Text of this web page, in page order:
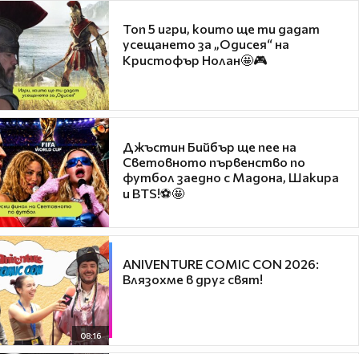
Топ 5 игри, които ще ти дадат
усещането за „Одисея“ на
Кристофър Нолан🤩🎮
Джъстин Бийбър ще пее на
Световното първенство по
футбол заедно с Мадона, Шакира
и BTS!⚽🤩
08:16
ANIVENTURE COMIC CON 2026:
Влязохме в друг свят!